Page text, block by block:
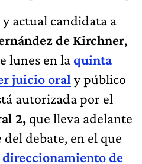
actual candidata a
de Kirchner,
lunes en la quinta
juicio oral y público
autorizada por el
2, que lleva adelante
del debate, en el que
direccionamiento de